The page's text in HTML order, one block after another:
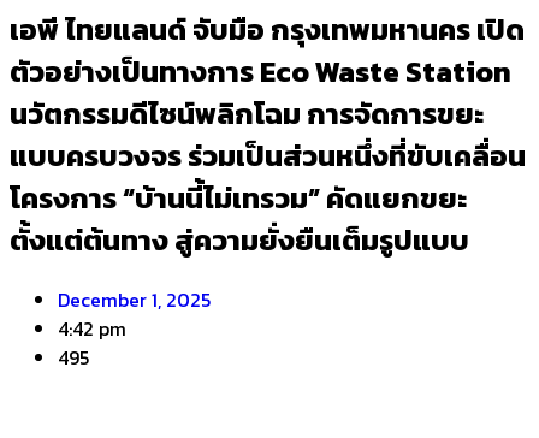
เอพี ไทยแลนด์ จับมือ กรุงเทพมหานคร เปิด
ตัวอย่างเป็นทางการ Eco Waste Station
นวัตกรรมดีไซน์พลิกโฉม การจัดการขยะ
แบบครบวงจร ร่วมเป็นส่วนหนึ่งที่ขับเคลื่อน
โครงการ “บ้านนี้ไม่เทรวม” คัดแยกขยะ
ตั้งแต่ต้นทาง สู่ความยั่งยืนเต็มรูปแบบ
December 1, 2025
4:42 pm
495